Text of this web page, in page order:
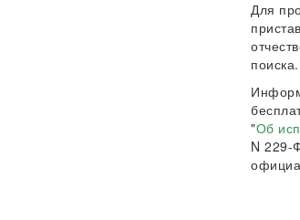
Для
поиска.
"Об
N 229-